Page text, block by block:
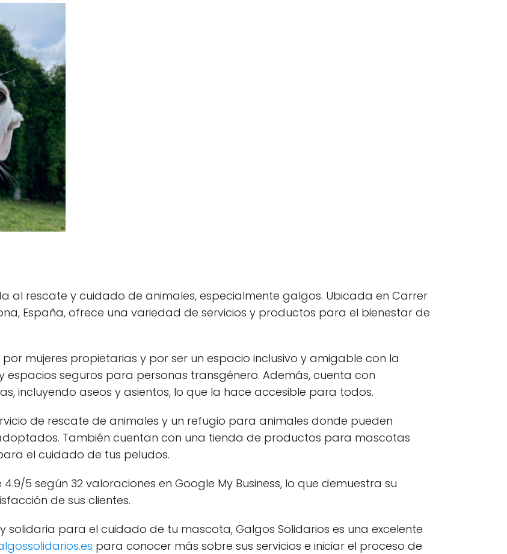
al rescate y cuidado de animales, especialmente galgos. Ubicada en Carrer
España, ofrece una variedad de servicios y productos para el bienestar de
mujeres propietarias y por ser un espacio inclusivo y amigable con la
espacios seguros para personas transgénero. Además, cuenta con
incluyendo aseos y asientos, lo que la hace accesible para todos.
de rescate de animales y un refugio para animales donde pueden
También cuentan con una tienda de productos para mascotas
el cuidado de tus peludos.
5 según 32 valoraciones en Google My Business, lo que demuestra su
de sus clientes.
solidaria para el cuidado de tu mascota, Galgos Solidarios es una excelente
para conocer más sobre sus servicios e iniciar el proceso de